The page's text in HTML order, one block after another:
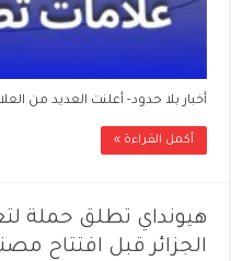
أخبار بلا حدود- أعلنت العديد من
أكمل القراءة »
هيونداي تطلق حملة
الجزائر قبل افتتاح